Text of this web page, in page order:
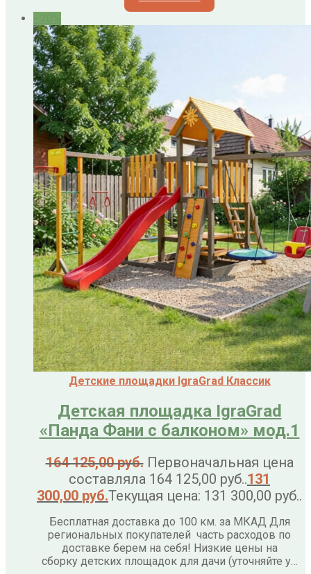
Детские площадки IgraGrad Классик
Детская площадка IgraGrad
«Панда Фани с балконом» мод.1
164 125,00руб. Первоначальная цена
составляла 164 125,00 руб..131
300,00 руб.Текущая цена: 131 300,00 руб..
Бесплатная доставка до 100 км. за МКАД Для
региональных покупателей часть расходов по
доставке берем на себя! Низкие цены на
сборку детских площадок для дачи (уточняйте у…